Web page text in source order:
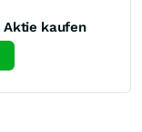
Aktie kaufen